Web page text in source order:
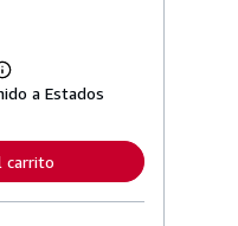
M
á
f
o
r
a Estados
carrito